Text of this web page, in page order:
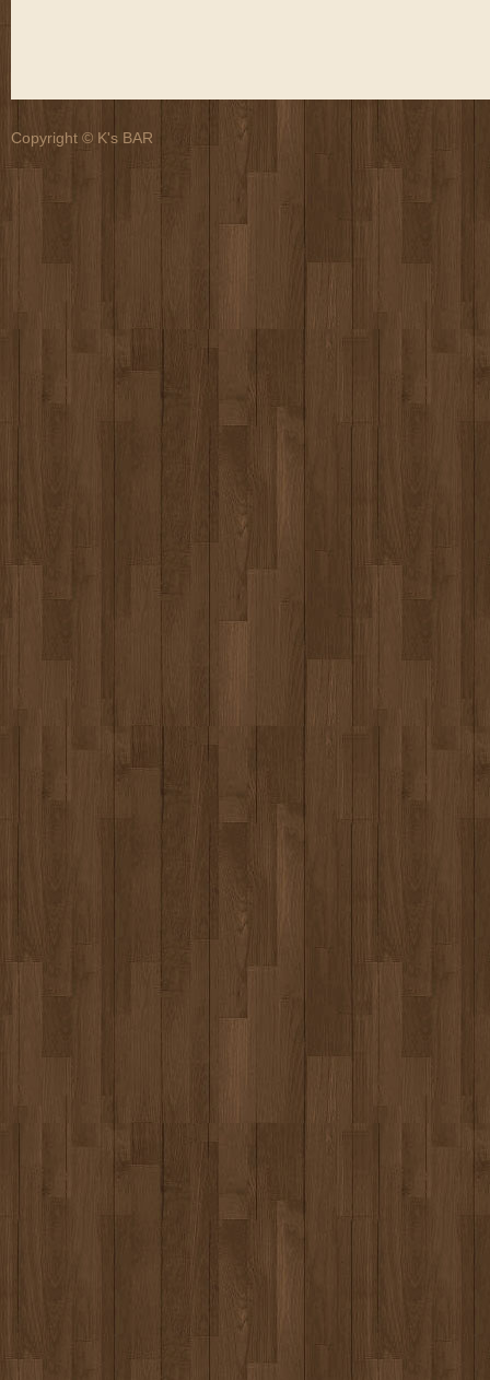
Copyright © K's BAR